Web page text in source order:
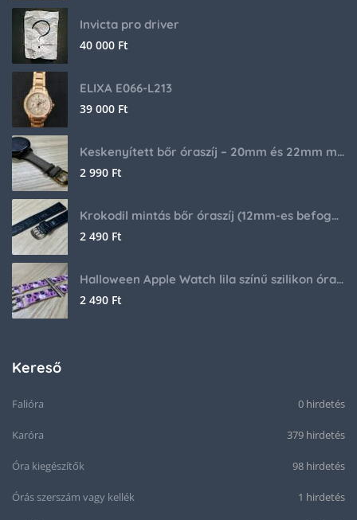
Invicta pro driver
40 000 Ft
ELIXA E066-L213
39 000 Ft
Keskenyített bőr óraszíj – 20mm és 22mm méretben
2 990 Ft
Krokodil mintás bőr óraszíj (12mm-es befogóval rendelkező órához)
2 490 Ft
Halloween Apple Watch lila színű szilikon óraszíj
2 490 Ft
Kereső
Falióra 0 hirdetés
Karóra 379 hirdetés
Óra kiegészítők 98 hirdetés
Órás szerszám vagy kellék 1 hirdetés